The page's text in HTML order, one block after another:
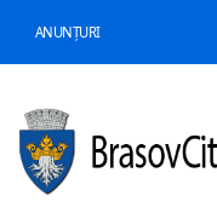
ANUNȚURI